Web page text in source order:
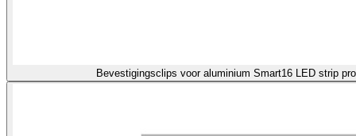
Bevestigingsclips voor aluminium Smart16 LED strip